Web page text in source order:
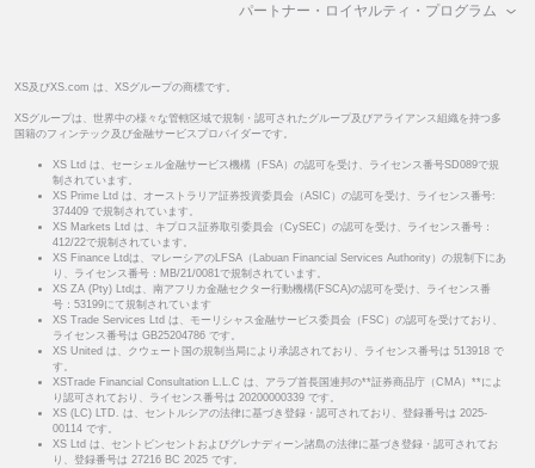
パートナー・ロイヤルティ・プログラム
XS及びXS.com は、XSグループの商標です。
XSグループは、世界中の様々な管轄区域で規制・認可されたグループ及びアライアンス組織を持つ多
国籍のフィンテック及び金融サービスプロバイダーです。
XS Ltd は、セーシェル金融サービス機構（FSA）の認可を受け、ライセンス番号SD089で規
制されています。
XS Prime Ltd は、オーストラリア証券投資委員会（ASIC）の認可を受け、ライセンス番号:
374409 で規制されています。
XS Markets Ltd は、キプロス証券取引委員会（CySEC）の認可を受け、ライセンス番号：
412/22で規制されています。
XS Finance Ltdは、マレーシアのLFSA（Labuan Financial Services Authority）の規制下にあ
り、ライセンス番号：MB/21/0081で規制されています。
XS ZA (Pty) Ltdは、南アフリカ金融セクター行動機構(FSCA)の認可を受け、ライセンス番
号：53199にて規制されています
XS Trade Services Ltd は、モーリシャス金融サービス委員会（FSC）の認可を受けており、
ライセンス番号は GB25204786 です。
XS United は、クウェート国の規制当局により承認されており、ライセンス番号は 513918 で
す。
XSTrade Financial Consultation L.L.C は、アラブ首長国連邦の**証券商品庁（CMA）**によ
り認可されており、ライセンス番号は 20200000339 です。
XS (LC) LTD. は、セントルシアの法律に基づき登録・認可されており、登録番号は 2025-
00114 です。
XS Ltd は、セントビンセントおよびグレナディーン諸島の法律に基づき登録・認可されてお
り、登録番号は 27216 BC 2025 です。